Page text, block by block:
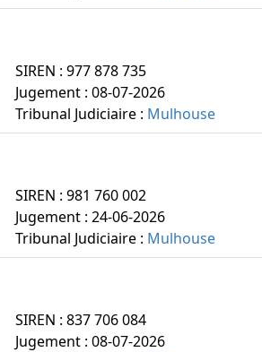
SIREN : 977 878 735
Jugement : 08-07-2026
Tribunal Judiciaire : Mulhouse
SIREN : 981 760 002
Jugement : 24-06-2026
Tribunal Judiciaire : Mulhouse
SIREN : 837 706 084
Jugement : 08-07-2026